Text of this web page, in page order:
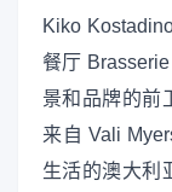
Kiko
餐厅
景和品牌的前
来自 Vali
生活的澳大利